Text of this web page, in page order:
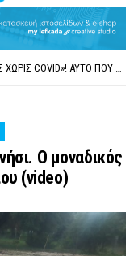
ΝΥΔΡΊ:ΠΙΆΣΤΗΚΑΝ ΣΤΟ ΞΎΛΟ ΟΙ ΙΔΙΟΚΤΉΤΕΣ ΤΟΥΡΙΣΤΙΚΏΝ ΣΚΑΦΏΝ.
«ΧΏΡΟΣ COVID FREE» = «ΧΏΡΟΣ ΧΩΡΊΣ COVID»! ΑΥΤΌ ΠΟΥ ΚΑΝΕΊΣ ΔΕΝ ΈΧΕΙ ΤΟΛΜΉΣΕΙ ΝΑ ΡΩΤΉΣΕΙ
ΣΤΗ ΛΕΥΚΆΔΑ
Ο μοναδικός
(video)